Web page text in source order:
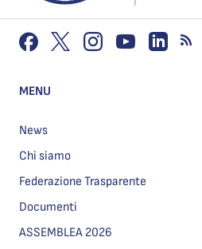
MENU
News
Chi siamo
Federazione Trasparente
Documenti
ASSEMBLEA 2026